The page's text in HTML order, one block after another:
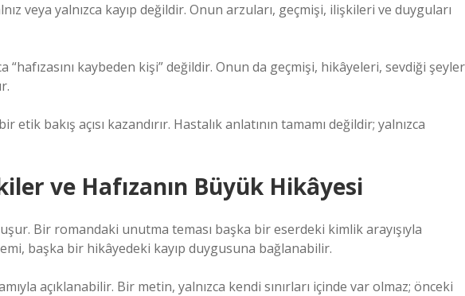
veya yalnızca kayıp değildir. Onun arzuları, geçmişi, ilişkileri ve duyguları
“hafızasını kaybeden kişi” değildir. Onun da geçmişi, hikâyeleri, sevdiği şeyler
bakış açısı kazandırır. Hastalık anlatının tamamı değildir; yalnızca
ve Hafızanın Büyük Hikâyesi
Bir romandaki unutma teması başka bir eserdeki kimlik arayışıyla
başka bir hikâyedeki kayıp duygusuna bağlanabilir.
açıklanabilir. Bir metin, yalnızca kendi sınırları içinde var olmaz; önceki